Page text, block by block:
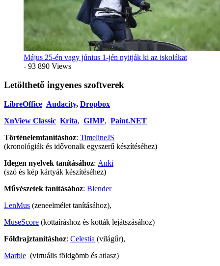
Május 25-én vagy június 1-jén nyitják ki az iskolákat
- 93 890 Views
Letölthető ingyenes szoftverek
LibreOffice Audacity, Dropbox
XnView Classic Krita, GIMP, Paint.NET
Történelemtanításhoz: TimelineJS
(kronológiák és idővonalk egyszerű készítéséhez)
Idegen nyelvek tanításához: Anki
(szó és kép kártyák készítéséhez)
Művészetek tanításához: Blender
LenMus (zeneelmélet tanításához),
MuseScore (kottaíráshoz és kották lejátszásához)
Földrajztanításhoz: Celestia (világűr),
Marble (virtuális földgömb és atlasz)